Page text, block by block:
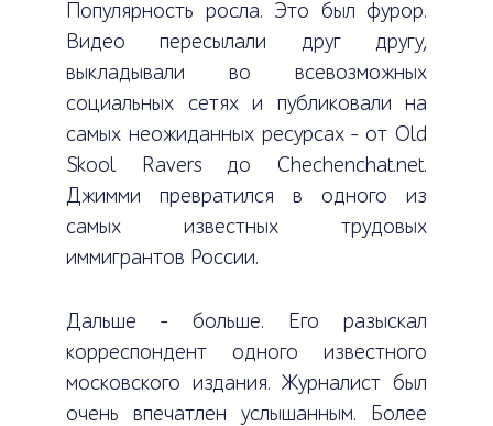
Популярность росла. Это был фурор.
Видео пересылали друг другу,
выкладывали во всевозможных
социальных сетях и публиковали на
самых неожиданных ресурсах – от Old
Skool Ravers до Chechenchat.net.
Джимми превратился в одного из
самых известных трудовых
иммигрантов России.
Дальше – больше. Его разыскал
корреспондент одного известного
московского издания. Журналист был
очень впечатлен услышанным. Более